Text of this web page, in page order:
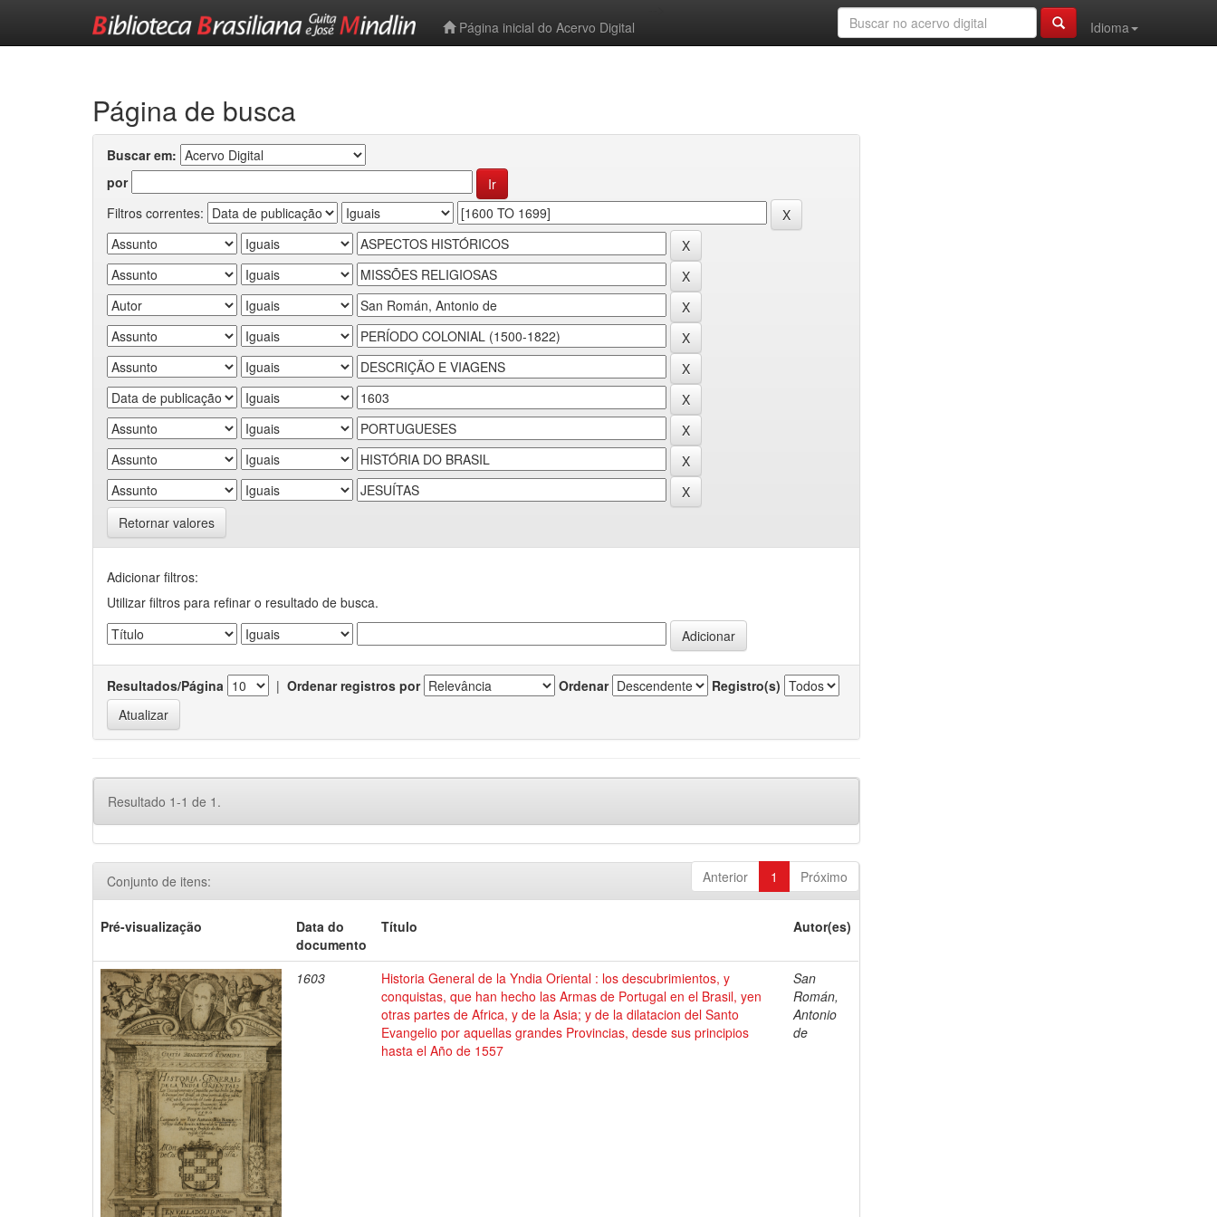
Página inicial do Acervo Digital
Idioma
Página de busca
Buscar em:
por
Filtros correntes:
Retornar valores
Adicionar filtros:
Utilizar filtros para refinar o resultado de busca.
Resultados/Página | Ordenar registros por Ordenar Registro(s)
Resultado 1-1 de 1.
Anterior 1 Próximo
Conjunto de itens:
Pré-visualização
Data do
documento
Título Autor(es)
1603
Historia General de la Yndia Oriental : los descubrimientos, y
conquistas, que han hecho las Armas de Portugal en el Brasil, yen
otras partes de Africa, y de la Asia; y de la dilatacion del Santo
Evangelio por aquellas grandes Provincias, desde sus principios
hasta el Año de 1557
San
Román,
Antonio
de